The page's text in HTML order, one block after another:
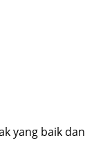
yang baik dan